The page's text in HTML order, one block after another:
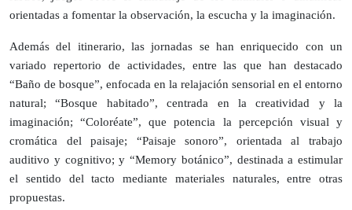
orientadas a fomentar la observación, la escucha y la imaginación.
Además del itinerario, las jornadas se han enriquecido con un
variado repertorio de actividades, entre las que han destacado
“Baño de bosque”, enfocada en la relajación sensorial en el entorno
natural; “Bosque habitado”, centrada en la creatividad y la
imaginación; “Coloréate”, que potencia la percepción visual y
cromática del paisaje; “Paisaje sonoro”, orientada al trabajo
auditivo y cognitivo; y “Memory botánico”, destinada a estimular
el sentido del tacto mediante materiales naturales, entre otras
propuestas.